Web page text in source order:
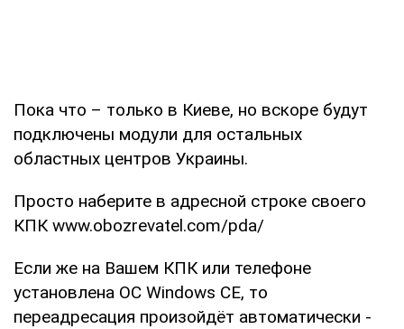
Пока что – только в Киеве, но вскоре будут
подключены модули для остальных
областных центров Украины.
Просто наберите в адресной строке своего
КПК www.obozrevatel.com/pda/
Если же на Вашем КПК или телефоне
установлена ОС Windows CE, то
переадресация произойдёт автоматически -